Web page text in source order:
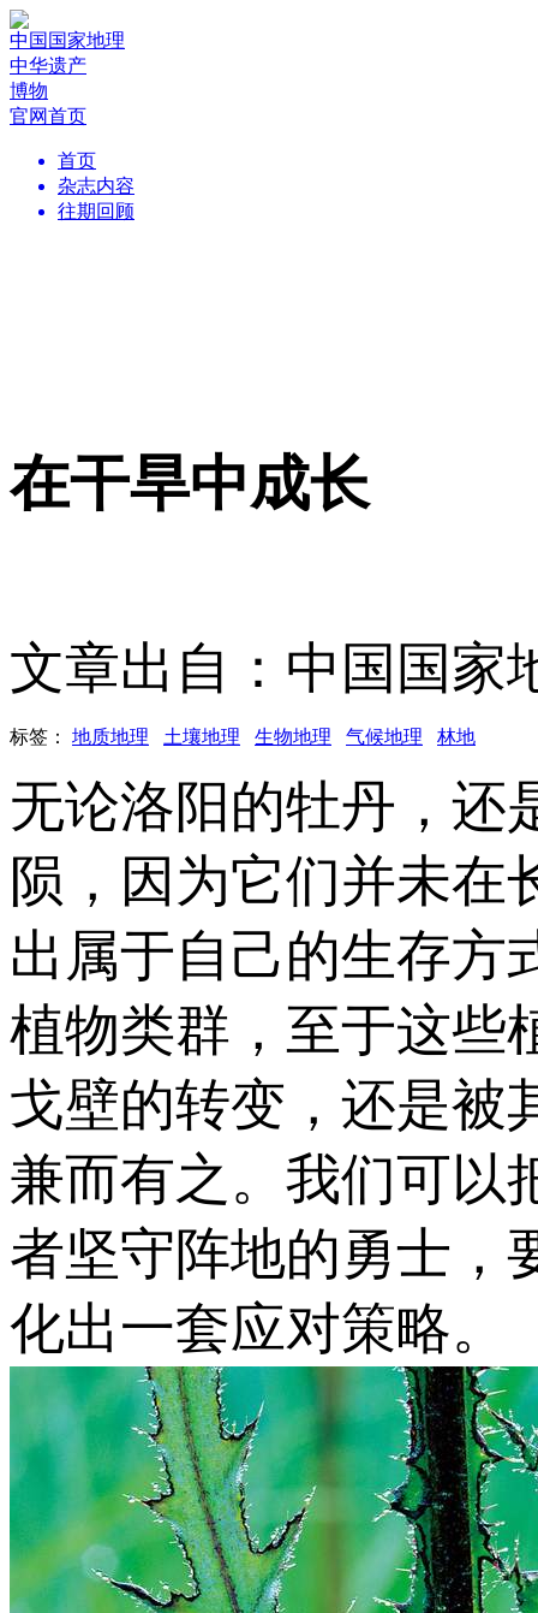
中国国家地理
中华遗产
博物
官网首页
首页
杂志内容
往期回顾
在干旱中成长
文章出自：中国国家
标签： 地质地理 土壤地理 生物地理 气候地理 林地
无论洛阳的牡丹，还
陨，因为它们并未在
出属于自己的生存方
植物类群，至于这些
戈壁的转变，还是被
兼而有之。我们可以
者坚守阵地的勇士，
化出一套应对策略。